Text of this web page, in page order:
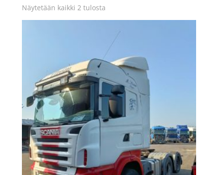
Näytetään kaikki 2 tulosta
by